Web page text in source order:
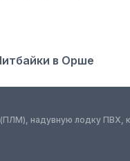
в Орше
надувную лодку ПВХ,